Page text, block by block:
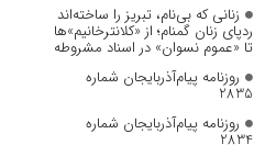
زنانی که بی‌نام، تبریز را ساخته‌اند
ردپای زنان گمنام؛ از «کلانترخانیم»ها
تا «عموم نسوان» در اسناد مشروطه
روزنامه پیام‌آذربایجان شماره
2835
روزنامه پیام‌آذربایجان شماره
2834